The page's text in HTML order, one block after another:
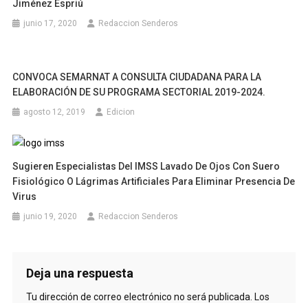
Jiménez Espriú
junio 17, 2020 Redaccion Senderos
CONVOCA SEMARNAT A CONSULTA CIUDADANA PARA LA
ELABORACIÓN DE SU PROGRAMA SECTORIAL 2019-2024.
agosto 12, 2019 Edicion
Sugieren Especialistas Del IMSS Lavado De Ojos Con Suero
Fisiológico O Lágrimas Artificiales Para Eliminar Presencia De
Virus
junio 19, 2020 Redaccion Senderos
Deja una respuesta
Tu dirección de correo electrónico no será publicada. Los